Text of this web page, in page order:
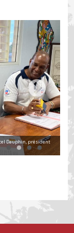
Dauphin, président